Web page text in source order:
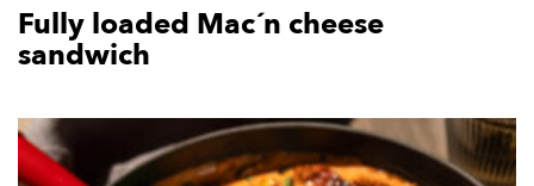
Fully loaded Mac´n cheese
sandwich